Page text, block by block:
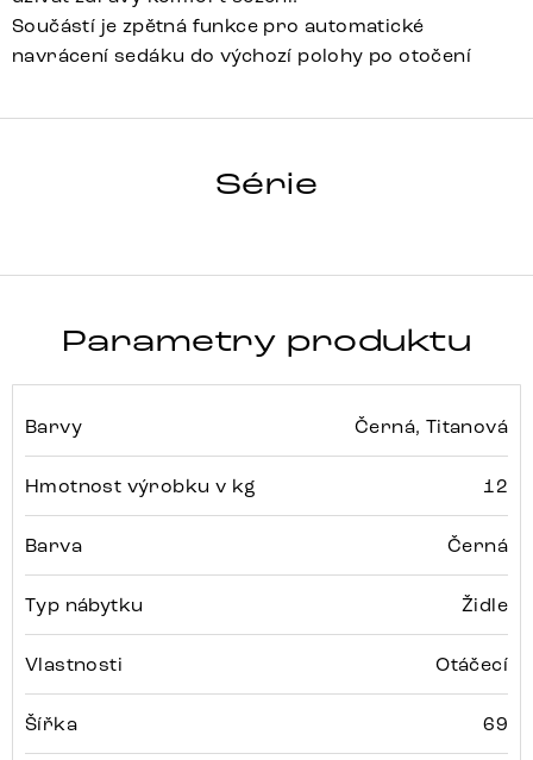
Součástí je zpětná funkce pro automatické
navrácení sedáku do výchozí polohy po otočení
Série
VINKA-FLEX
Parametry produktu
Barvy Černá, Titanová
Hmotnost výrobku v kg 12
Barva Černá
Typ nábytku Židle
Vlastnosti Otáčecí
Šířka 69